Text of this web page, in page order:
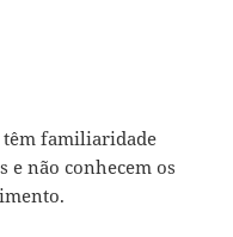
familiaridade
e não conhecem os